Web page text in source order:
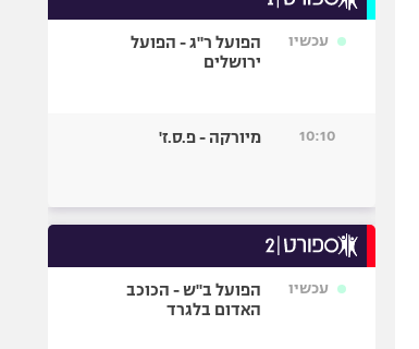
עכשיו
הפועל ר"ג - הפועל
ירושלים
10:10 מיורקה - פ.ס.ז'
עכשיו
הפועל ב"ש - הכוכב
האדום בלגרד